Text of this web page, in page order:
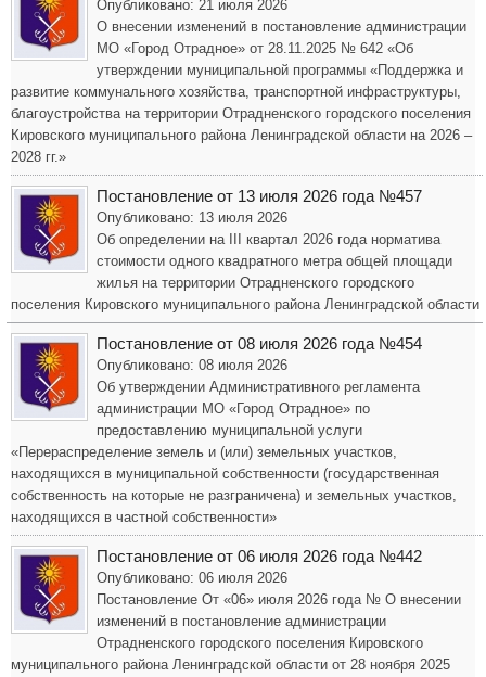
Опубликовано: 21 июля 2026
О внесении изменений в постановление администрации
МО «Город Отрадное» от 28.11.2025 № 642 «Об
утверждении муниципальной программы «Поддержка и
развитие коммунального хозяйства, транспортной инфраструктуры,
благоустройства на территории Отрадненского городского поселения
Кировского муниципального района Ленинградской области на 2026 –
2028 гг.»
Постановление от 13 июля 2026 года №457
Опубликовано: 13 июля 2026
Об определении на III квартал 2026 года норматива
стоимости одного квадратного метра общей площади
жилья на территории Отрадненского городского
поселения Кировского муниципального района Ленинградской области
Постановление от 08 июля 2026 года №454
Опубликовано: 08 июля 2026
Об утверждении Административного регламента
администрации МО «Город Отрадное» по
предоставлению муниципальной услуги
«Перераспределение земель и (или) земельных участков,
находящихся в муниципальной собственности (государственная
собственность на которые не разграничена) и земельных участков,
находящихся в частной собственности»
Постановление от 06 июля 2026 года №442
Опубликовано: 06 июля 2026
Постановление От «06» июля 2026 года № О внесении
изменений в постановление администрации
Отрадненского городского поселения Кировского
муниципального района Ленинградской области от 28 ноября 2025